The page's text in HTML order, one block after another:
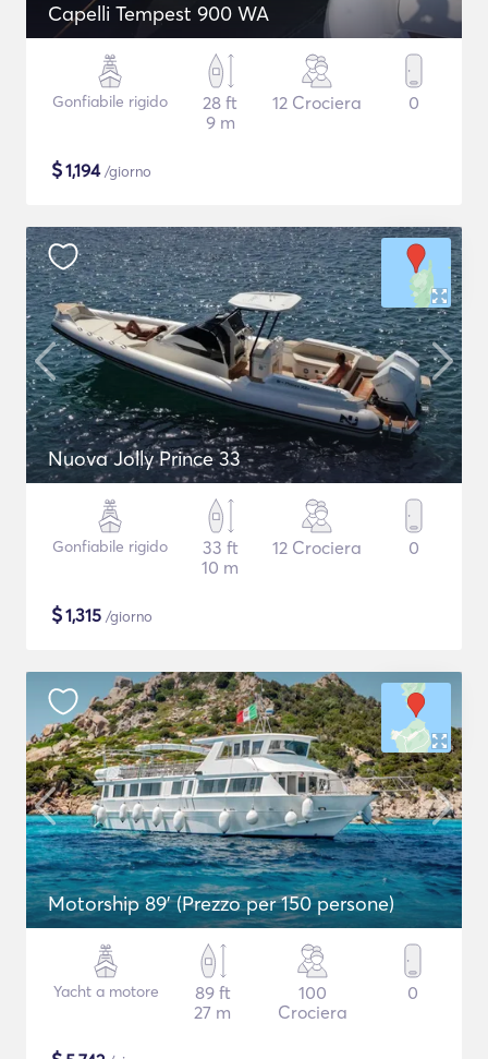
Capelli Tempest 900 WA
Gonfiabile rigido
28 ft
9 m
12 Crociera 0
$1,194/giorno
Nuova Jolly Prince 33
Gonfiabile rigido
33 ft
10 m
12 Crociera 0
$1,315 /giorno
Motorship 89' (Prezzo per 150 persone)
Yacht a motore
89 ft
27 m
100
Crociera
0